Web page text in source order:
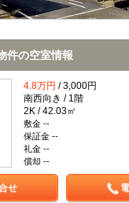
件の空室情報
4.8万円 / 3,000円
南西向き / 1階
2K / 42.03㎡
敷金 --
保証金 --
礼金 --
償却 --
せ